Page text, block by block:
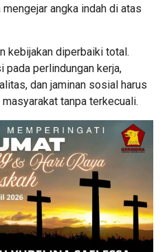
angka indah di atas
kebijakan diperbaiki total.
pada perlindungan kerja,
dan jaminan sosial harus
tanpa terkecuali.